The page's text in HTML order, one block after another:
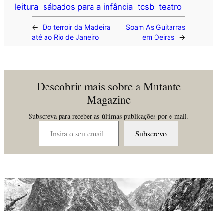
leitura sábados para a infância tcsb teatro
←
Do terroir da Madeira
até ao Rio de Janeiro
Soam As Guitarras
em Oeiras
→
Descobrir mais sobre a Mutante
Magazine
Subscreva para receber as últimas publicações por e-mail.
Insira o seu email…
Subscrevo